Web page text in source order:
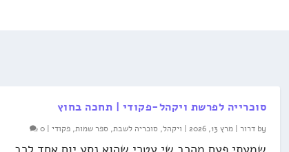
סוכרייה לפרשת ויקהל-פקודי | תחכה בחוץ
by דרור| מרץ 13, 2026 | ויקהל, סוכריה לשבת, ספר שמות, פקודי|
0